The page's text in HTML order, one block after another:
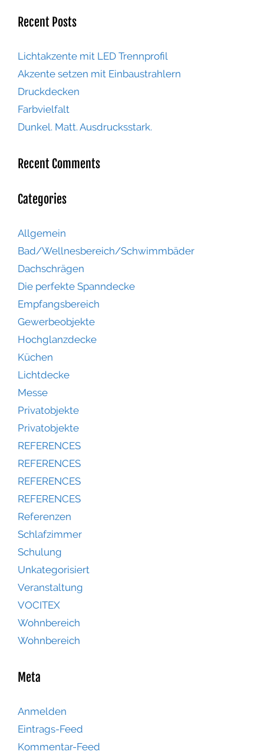
Recent Posts
Lichtakzente mit LED Trennprofil
Akzente setzen mit Einbaustrahlern
Druckdecken
Farbvielfalt
Dunkel. Matt. Ausdrucksstark.
Recent Comments
Categories
Allgemein
Bad/Wellnesbereich/Schwimmbäder
Dachschrägen
Die perfekte Spanndecke
Empfangsbereich
Gewerbeobjekte
Hochglanzdecke
Küchen
Lichtdecke
Messe
Privatobjekte
Privatobjekte
REFERENCES
REFERENCES
REFERENCES
REFERENCES
Referenzen
Schlafzimmer
Schulung
Unkategorisiert
Veranstaltung
VOCITEX
Wohnbereich
Wohnbereich
Meta
Anmelden
Eintrags-Feed
Kommentar-Feed